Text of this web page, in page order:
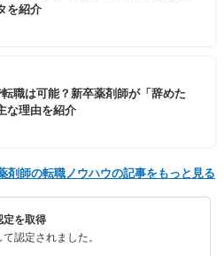
を紹介
職は可能？新卒薬剤師が「辞めた
な理由を紹介
剤師の転職ノウハウの記事をもっと見る
定を取得
認定されました。